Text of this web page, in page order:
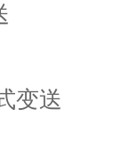
送